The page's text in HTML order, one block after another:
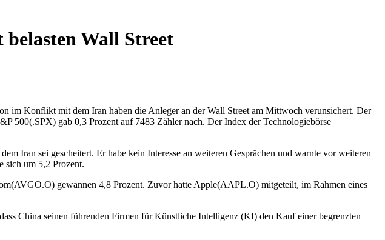
Wall Street
im Konflikt mit dem Iran haben die Anleger an der Wall Street am Mittwoch verunsichert. Der
500(.SPX) gab 0,3 Prozent auf 7483 Zähler nach. Der Index der Technologiebörse
Iran sei gescheitert. Er habe kein Interesse an weiteren Gesprächen und warnte vor weiteren
sich um 5,2 Prozent.
gewannen 4,8 Prozent. Zuvor hatte Apple(AAPL.O) mitgeteilt, im Rahmen eines
China seinen führenden Firmen für Künstliche Intelligenz (KI) den Kauf einer begrenzten